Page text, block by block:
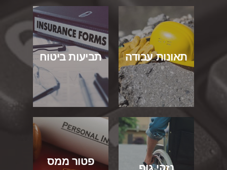
תאונות עבודה תביעות ביטוח
נזקי גוף
פטור ממס